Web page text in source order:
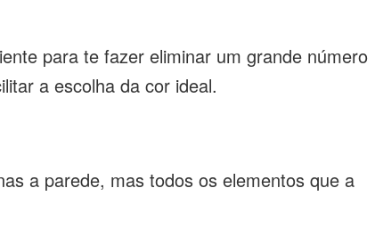
para te fazer eliminar um grande número
a escolha da cor ideal.
a parede, mas todos os elementos que a